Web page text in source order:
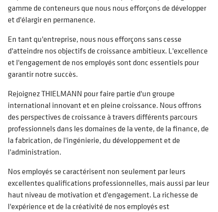
gamme de conteneurs que nous nous efforçons de développer
et d'élargir en permanence.
En tant qu'entreprise, nous nous efforçons sans cesse
d'atteindre nos objectifs de croissance ambitieux. L'excellence
et l'engagement de nos employés sont donc essentiels pour
garantir notre succès.
Rejoignez THIELMANN pour faire partie d'un groupe
international innovant et en pleine croissance. Nous offrons
des perspectives de croissance à travers différents parcours
professionnels dans les domaines de la vente, de la finance, de
la fabrication, de l'ingénierie, du développement et de
l'administration.
Nos employés se caractérisent non seulement par leurs
excellentes qualifications professionnelles, mais aussi par leur
haut niveau de motivation et d'engagement. La richesse de
l'expérience et de la créativité de nos employés est